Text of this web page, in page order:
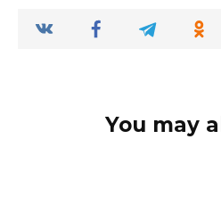
You may